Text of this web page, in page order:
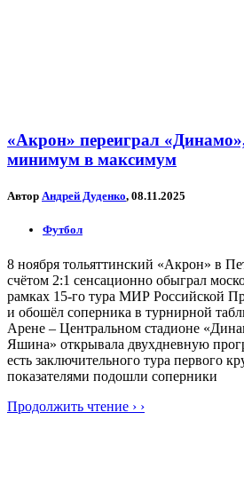
«Акрон» переиграл
минимум в максимум
Автор Андрей Дуденко, 08.11.2025
Футбол
8 ноября тольяттинский «Акрон» в
счётом 2:1 сенсационно обыграл
рамках 15-го тура МИР Российской
и обошёл соперника в турнирной
Арене – Центральном стадионе
Яшина» открывала двухдневную
есть заключительного тура первого
показателями подошли соперники
Продолжить чтение › ›